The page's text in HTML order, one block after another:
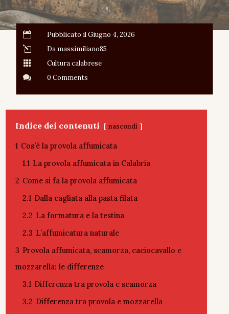
 Pubblicato il Giugno 4, 2026
l Da massimiliano85
 Cultura calabrese
 0 Comments
Indice dei contenuti nascondi
1 Cos’è la provola affumicata
1.1 La provola affumicata in Calabria
2 Come si fa la provola affumicata
2.1 Dalla cagliata alla pasta filata
2.2 La formatura e la testina
2.3 L’affumicatura naturale
3 Provola affumicata, scamorza, caciocavallo e
mozzarella: le differenze
3.1 Differenza tra provola e scamorza
3.2 Differenza tra provola e mozzarella